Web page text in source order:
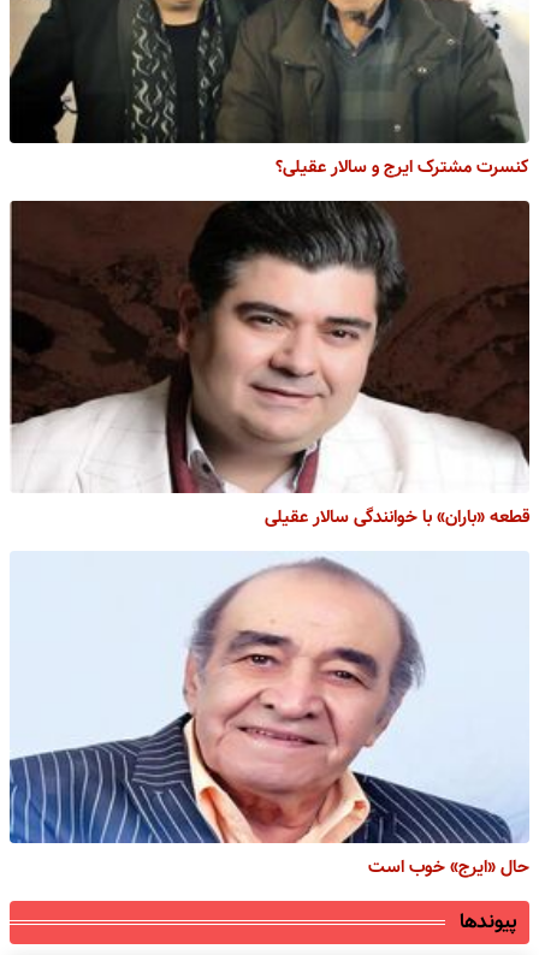
کنسرت مشترک ایرج و سالار عقیلی؟
قطعه «باران» با خوانندگی سالار عقیلی
حال «ایرج» خوب است
پیوندها